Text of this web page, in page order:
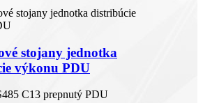
stojany jednotka
výkonu PDU